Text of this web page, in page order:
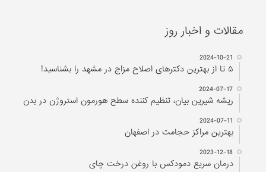
مقالات و اخبار روز
2024-10-21
۵ تا از بهترین دکتر‌های اصلاح مزاج در مشهد را بشناسید!
2024-07-17
ریشه شیرین بیان، تنظیم کننده سطح هورمون استروژن در بدن
2024-07-11
بهترین مراکز حجامت در اصفهان
2023-12-18
درمان سریع دمودکس با روغن درخت چای